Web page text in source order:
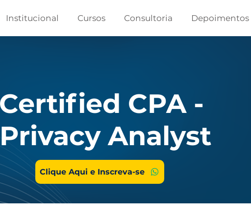
Institucional Cursos Consultoria Depoimentos
CPA -
Analyst
Clique Aqui e Inscreva-se